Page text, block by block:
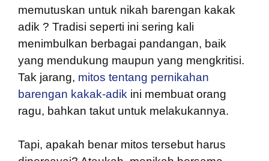
memutuskan untuk nikah barengan kakak
adik ? Tradisi seperti ini sering kali
menimbulkan berbagai pandangan, baik
yang mendukung maupun yang mengkritisi.
Tak jarang, mitos tentang pernikahan
barengan kakak-adik ini membuat orang
ragu, bahkan takut untuk melakukannya.
Tapi, apakah benar mitos tersebut harus